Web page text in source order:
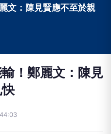
文：陳見賢應不至於親
！鄭麗文：陳見